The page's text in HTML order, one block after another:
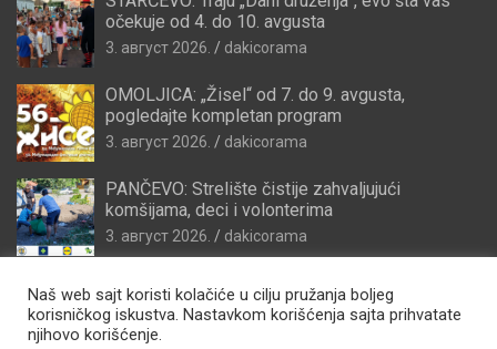
očekuje od 4. do 10. avgusta
3. август 2026. dakicorama
OMOLJICA: „Žisel“ od 7. do 9. avgusta,
pogledajte kompletan program
3. август 2026. dakicorama
PANČEVO: Strelište čistije zahvaljujući
komšijama, deci i volonterima
3. август 2026. dakicorama
Naš web sajt koristi kolačiće u cilju pružanja boljeg
korisničkog iskustva. Nastavkom korišćenja sajta prihvatate
njihovo korišćenje.